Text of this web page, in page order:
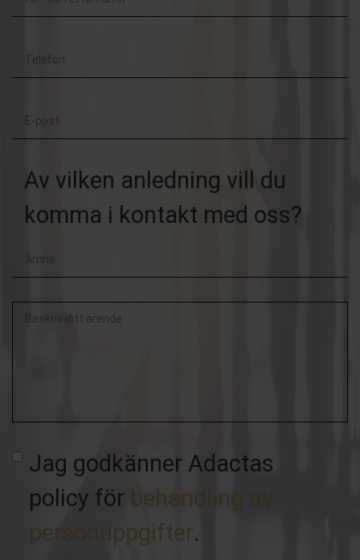
Efternamn
Telefon
E-
Av vilken anledning vill du
komma i kontakt med oss?
Beskriv
Jag godkänner Adactas
policy för behandling av
personuppgifter.